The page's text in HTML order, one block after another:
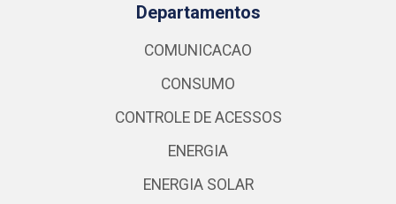
Departamentos
COMUNICACAO
CONSUMO
CONTROLE DE ACESSOS
ENERGIA
ENERGIA SOLAR